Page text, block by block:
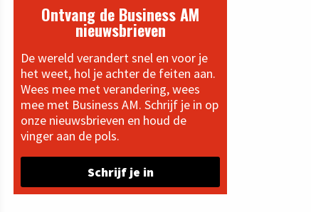
Ontvang de Business AM
nieuwsbrieven
De wereld verandert snel en voor je
het weet, hol je achter de feiten aan.
Wees mee met verandering, wees
mee met Business AM. Schrijf je in op
onze nieuwsbrieven en houd de
vinger aan de pols.
Schrijf je in